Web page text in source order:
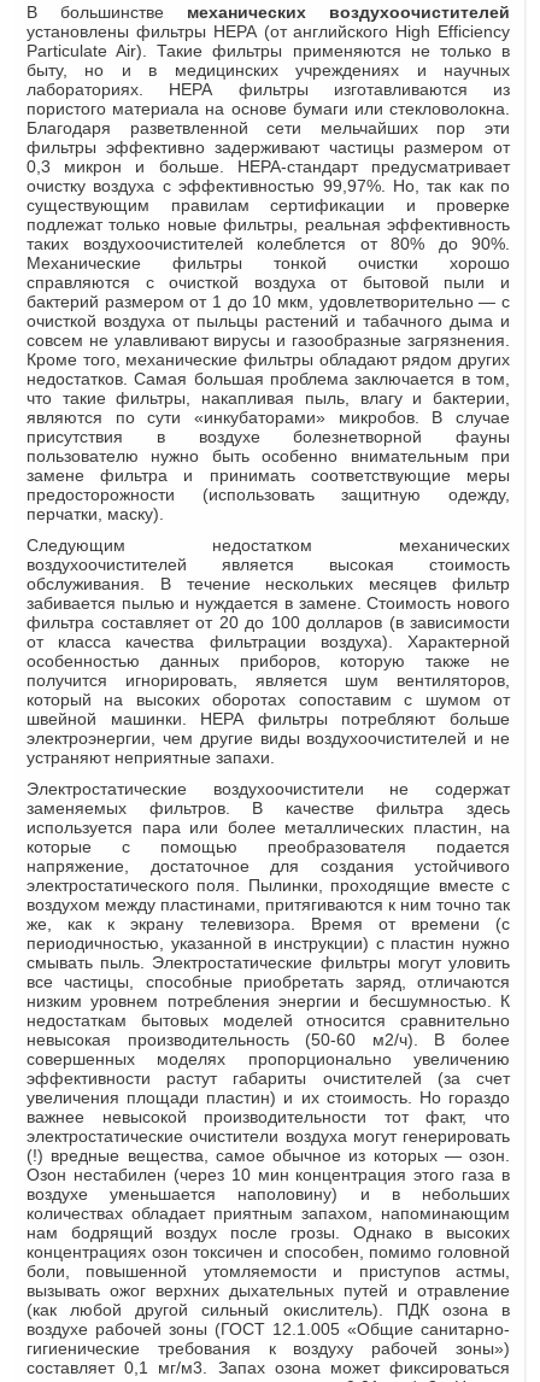
В большинстве механических воздухоочистителей
установлены фильтры НЕРА (от английского High Efficiency
Particulate Air). Такие фильтры применяются не только в
быту, но и в медицинских учреждениях и научных
лабораториях. НЕРА фильтры изготавливаются из
пористого материала на основе бумаги или стекловолокна.
Благодаря разветвленной сети мельчайших пор эти
фильтры эффективно задерживают частицы размером от
0,3 микрон и больше. НЕРА-стандарт предусматривает
очистку воздуха с эффективностью 99,97%. Но, так как по
существующим правилам сертификации и проверке
подлежат только новые фильтры, реальная эффективность
таких воздухоочистителей колеблется от 80% до 90%.
Механические фильтры тонкой очистки хорошо
справляются с очисткой воздуха от бытовой пыли и
бактерий размером от 1 до 10 мкм, удовлетворительно — с
очисткой воздуха от пыльцы растений и табачного дыма и
совсем не улавливают вирусы и газообразные загрязнения.
Кроме того, механические фильтры обладают рядом других
недостатков. Самая большая проблема заключается в том,
что такие фильтры, накапливая пыль, влагу и бактерии,
являются по сути «инкубаторами» микробов. В случае
присутствия в воздухе болезнетворной фауны
пользователю нужно быть особенно внимательным при
замене фильтра и принимать соответствующие меры
предосторожности (использовать защитную одежду,
перчатки, маску).
Следующим недостатком механических
воздухоочистителей является высокая стоимость
обслуживания. В течение нескольких месяцев фильтр
забивается пылью и нуждается в замене. Стоимость нового
фильтра составляет от 20 до 100 долларов (в зависимости
от класса качества фильтрации воздуха). Характерной
особенностью данных приборов, которую также не
получится игнорировать, является шум вентиляторов,
который на высоких оборотах сопоставим с шумом от
швейной машинки. НЕРА фильтры потребляют больше
электроэнергии, чем другие виды воздухоочистителей и не
устраняют неприятные запахи.
Электростатические воздухоочистители не содержат
заменяемых фильтров. В качестве фильтра здесь
используется пара или более металлических пластин, на
которые с помощью преобразователя подается
напряжение, достаточное для создания устойчивого
электростатического поля. Пылинки, проходящие вместе с
воздухом между пластинами, притягиваются к ним точно так
же, как к экрану телевизора. Время от времени (с
периодичностью, указанной в инструкции) с пластин нужно
смывать пыль. Электростатические фильтры могут уловить
все частицы, способные приобретать заряд, отличаются
низким уровнем потребления энергии и бесшумностью. К
недостаткам бытовых моделей относится сравнительно
невысокая производительность (50-60 м2/ч). В более
совершенных моделях пропорционально увеличению
эффективности растут габариты очистителей (за счет
увеличения площади пластин) и их стоимость. Но гораздо
важнее невысокой производительности тот факт, что
электростатические очистители воздуха могут генерировать
(!) вредные вещества, самое обычное из которых — озон.
Озон нестабилен (через 10 мин концентрация этого газа в
воздухе уменьшается наполовину) и в небольших
количествах обладает приятным запахом, напоминающим
нам бодрящий воздух после грозы. Однако в высоких
концентрациях озон токсичен и способен, помимо головной
боли, повышенной утомляемости и приступов астмы,
вызывать ожог верхних дыхательных путей и отравление
(как любой другой сильный окислитель). ПДК озона в
воздухе рабочей зоны (ГОСТ 12.1.005 «Общие санитарно-
гигиенические требования к воздуху рабочей зоны»)
составляет 0,1 мг/м3. Запах озона может фиксироваться